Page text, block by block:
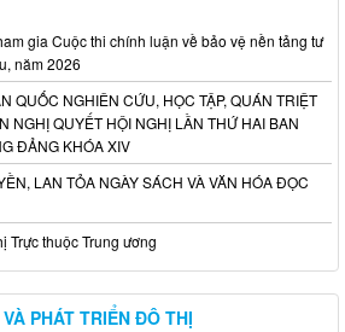
gia Cuộc thi chính luận về bảo vệ nền tảng tư
năm 2026
QUỐC NGHIÊN CỨU, HỌC TẬP, QUÁN TRIỆT
NGHỊ QUYẾT HỘI NGHỊ LẦN THỨ HAI BAN
ĐẢNG KHÓA XIV
LAN TỎA NGÀY SÁCH VÀ VĂN HÓA ĐỌC
thuộc Trung ương
PHÁT TRIỂN ĐÔ THỊ